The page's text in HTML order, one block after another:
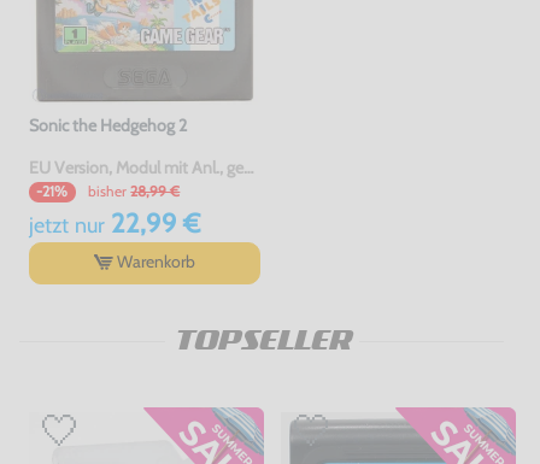
Sonic the Hedgehog 2
EU Version, Modul mit Anl., gebraucht
-21% bisher 28,99 €
jetzt nur22,99 €
Warenkorb
TOPSELLER